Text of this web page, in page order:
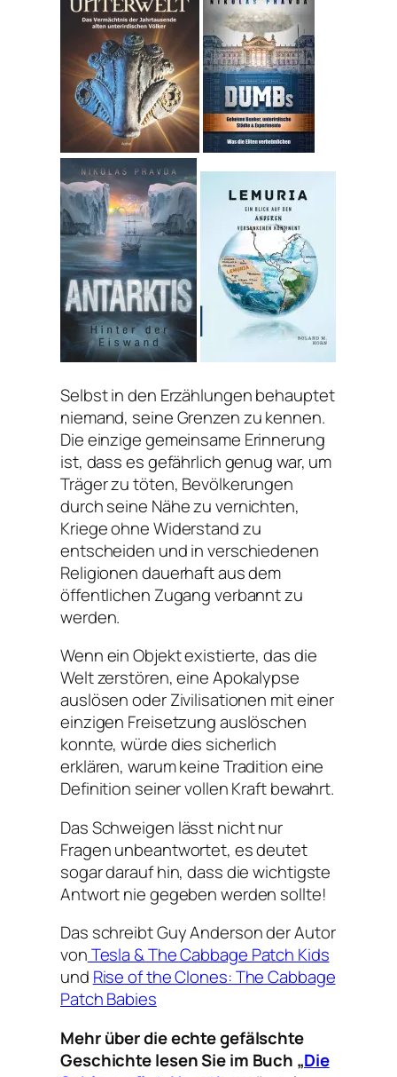
Selbst in den Erzählungen behauptet
niemand, seine Grenzen zu kennen.
Die einzige gemeinsame Erinnerung
ist, dass es gefährlich genug war, um
Träger zu töten, Bevölkerungen
durch seine Nähe zu vernichten,
Kriege ohne Widerstand zu
entscheiden und in verschiedenen
Religionen dauerhaft aus dem
öffentlichen Zugang verbannt zu
werden.
Wenn ein Objekt existierte, das die
Welt zerstören, eine Apokalypse
auslösen oder Zivilisationen mit einer
einzigen Freisetzung auslöschen
konnte, würde dies sicherlich
erklären, warum keine Tradition eine
Definition seiner vollen Kraft bewahrt.
Das Schweigen lässt nicht nur
Fragen unbeantwortet, es deutet
sogar darauf hin, dass die wichtigste
Antwort nie gegeben werden sollte!
Das schreibt Guy Anderson der Autor
vonTesla & The Cabbage Patch Kids
und Rise of the Clones: The Cabbage
Patch Babies
Mehr über die echte gefälschte
Geschichte lesen Sie im Buch „Die